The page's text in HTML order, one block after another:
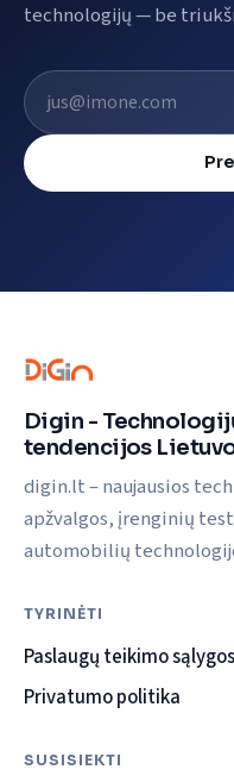
technologijų — be
El. pašto adresas
Digin -
tendencijos
digin.lt – naujausios
apžvalgos, įrenginių
automobilių
TYRINĖTI
Paslaugų teikimo sąlygos
Privatumo politika
SUSISIEKTI